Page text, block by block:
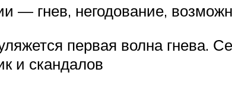
— гнев, негодование,
первая волна гнева.
и скандалов